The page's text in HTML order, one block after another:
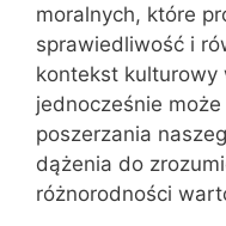
moralnych, które
sprawiedliwość i
kontekst kulturowy
jednocześnie
poszerzania
dążenia do
różnorodności